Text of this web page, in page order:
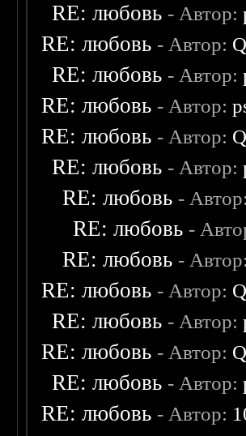
RE: любовь - Автор:
RE: любовь - Автор:
RE: любовь - Автор:
RE: любовь - Автор:
RE: любовь - Автор:
RE: любовь - Автор:
RE: любовь - Автор:
RE: любовь -
RE: любовь - Автор:
RE: любовь - Автор:
RE: любовь - Автор:
RE: любовь - Автор:
RE: любовь - Автор:
RE: любовь - Автор: